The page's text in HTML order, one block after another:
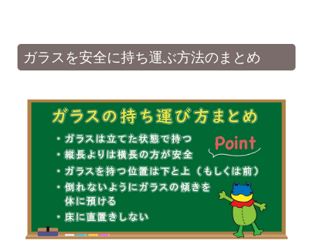
ガラスを安全に持ち運ぶ方法のまとめ